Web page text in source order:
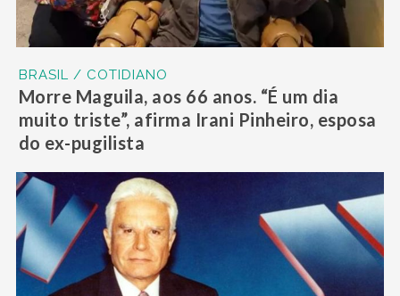
BRASIL / COTIDIANO
Morre Maguila, aos 66 anos. “É um dia
muito triste”, afirma Irani Pinheiro, esposa
do ex-pugilista